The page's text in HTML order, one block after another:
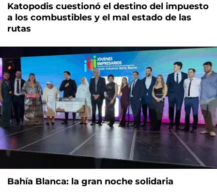
Katopodis cuestionó el destino del impuesto
a los combustibles y el mal estado de las
rutas
Bahía Blanca: la gran noche solidaria